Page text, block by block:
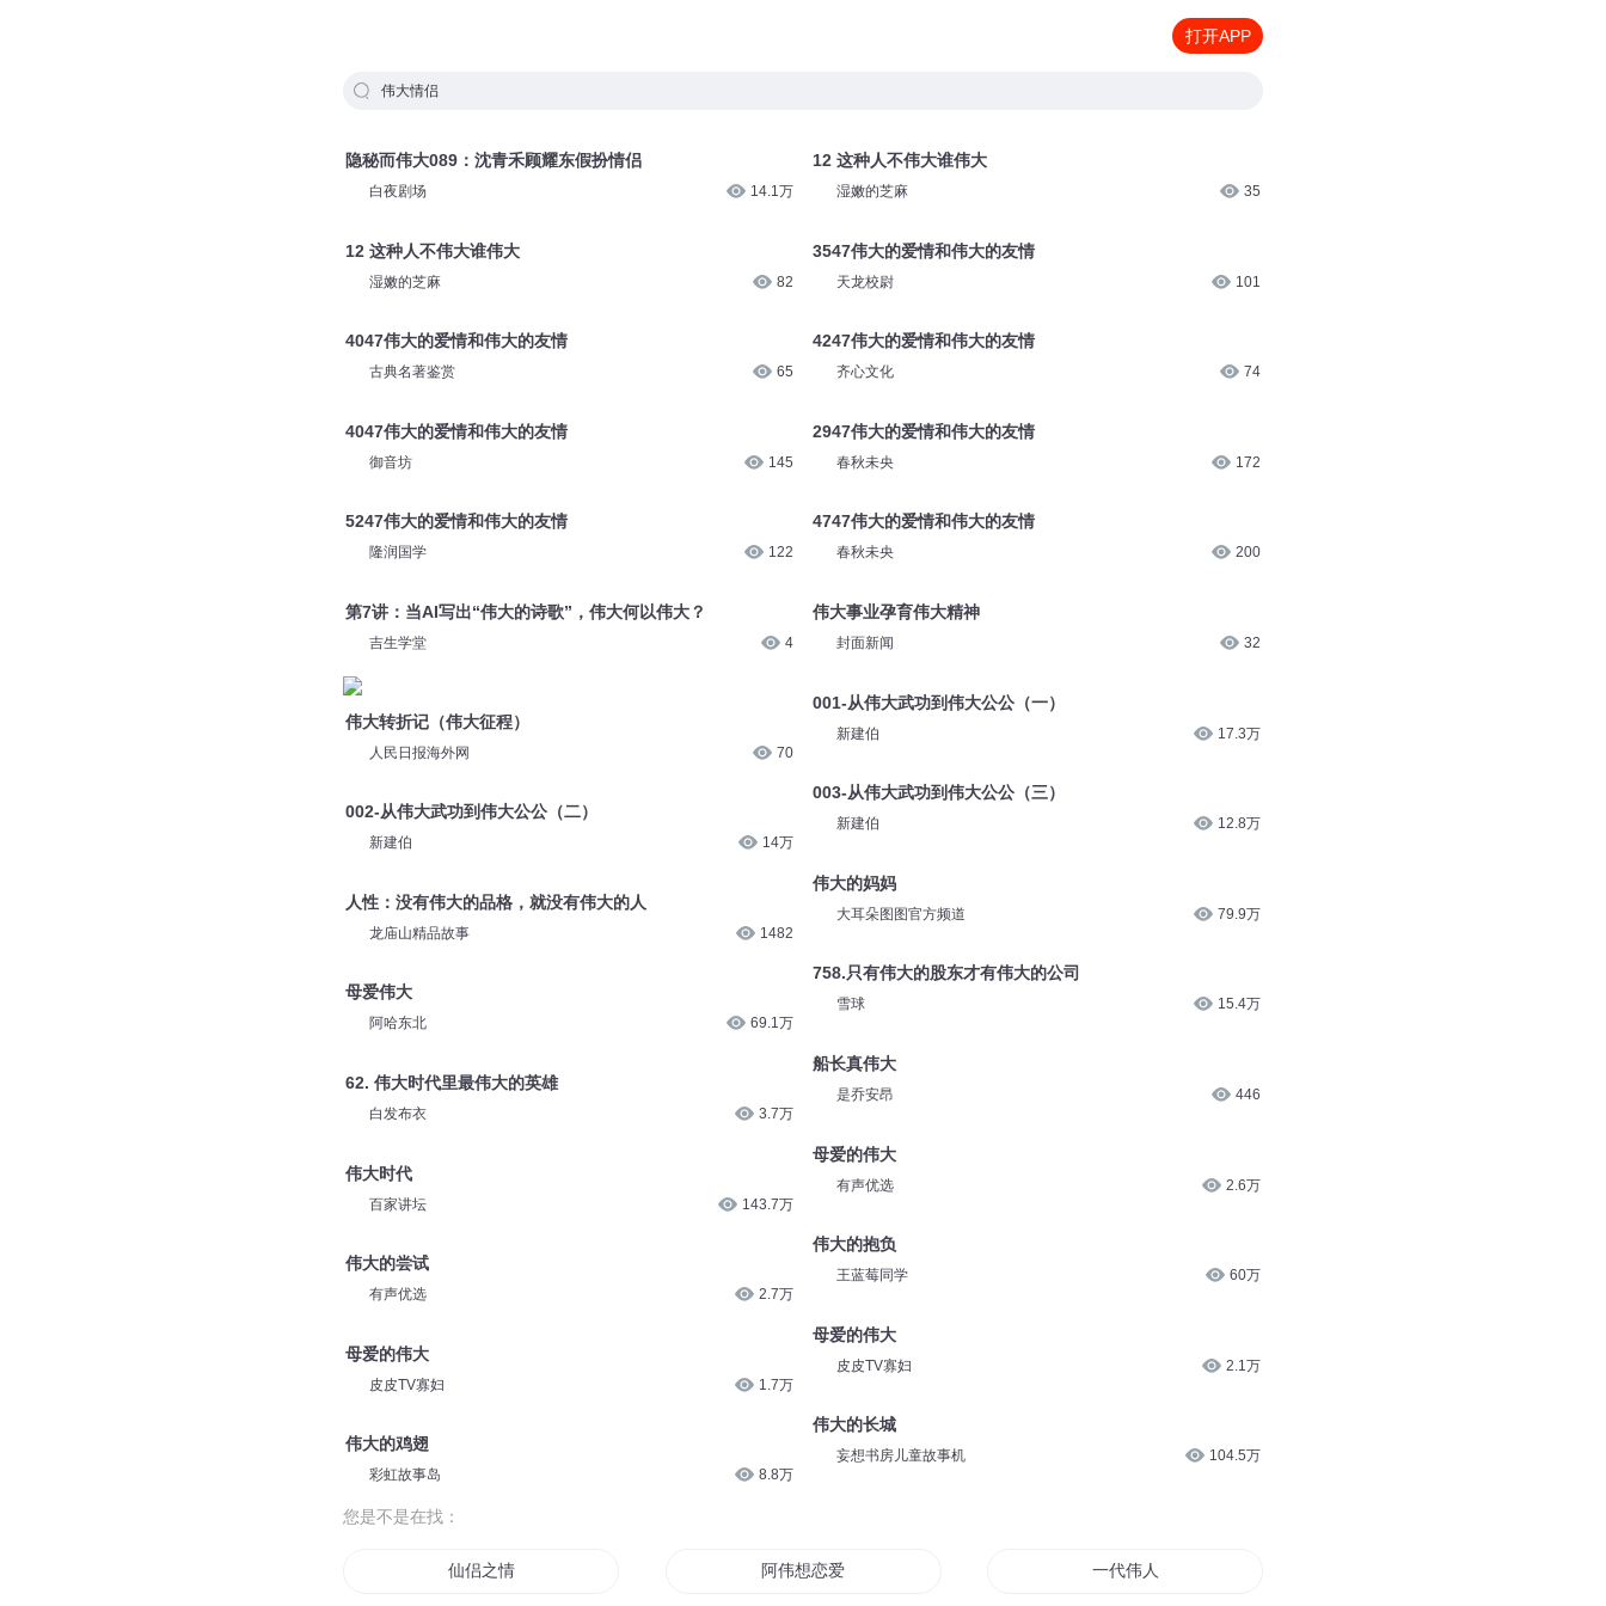
打开APP
伟大情侣
隐秘而伟大089：沈青禾顾耀东假扮情侣
白夜剧场 14.1万
12 这种人不伟大谁伟大
湿嫩的芝麻 82
4047伟大的爱情和伟大的友情
古典名著鉴赏 65
4047伟大的爱情和伟大的友情
御音坊 145
5247伟大的爱情和伟大的友情
隆润国学 122
第7讲：当AI写出“伟大的诗歌”，伟大何以伟大？
吉生学堂 4
伟大转折记（伟大征程）
人民日报海外网 70
002-从伟大武功到伟大公公（二）
新建伯 14万
人性：没有伟大的品格，就没有伟大的人
龙庙山精品故事 1482
母爱伟大
阿哈东北 69.1万
62. 伟大时代里最伟大的英雄
白发布衣 3.7万
伟大时代
百家讲坛 143.7万
伟大的尝试
有声优选 2.7万
母爱的伟大
皮皮TV寡妇 1.7万
伟大的鸡翅
彩虹故事岛 8.8万
12 这种人不伟大谁伟大
湿嫩的芝麻 35
3547伟大的爱情和伟大的友情
天龙校尉 101
4247伟大的爱情和伟大的友情
齐心文化 74
2947伟大的爱情和伟大的友情
春秋未央 172
4747伟大的爱情和伟大的友情
春秋未央 200
伟大事业孕育伟大精神
封面新闻 32
001-从伟大武功到伟大公公（一）
新建伯 17.3万
003-从伟大武功到伟大公公（三）
新建伯 12.8万
伟大的妈妈
大耳朵图图官方频道 79.9万
758.只有伟大的股东才有伟大的公司
雪球 15.4万
船长真伟大
是乔安昂 446
母爱的伟大
有声优选 2.6万
伟大的抱负
王蓝莓同学 60万
母爱的伟大
皮皮TV寡妇 2.1万
伟大的长城
妄想书房儿童故事机 104.5万
您是不是在找：
仙侣之情 阿伟想恋爱 一代伟人